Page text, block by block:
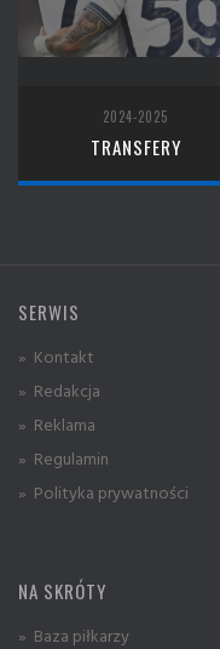
2024-2025
TRANSFERY
SERWIS
» Kontakt
» Redakcja
» Reklama
» Regulamin
» Polityka prywatności
NA SKRÓTY
» Baza piłkarzy